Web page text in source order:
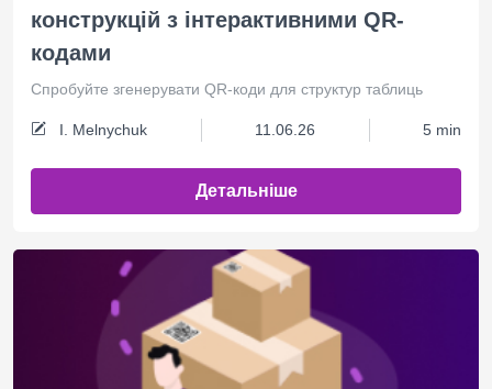
конструкцій з інтерактивними QR-
кодами
Спробуйте згенерувати QR-коди для структур таблиць
I. Melnychuk 11.06.26 5 min
Детальніше